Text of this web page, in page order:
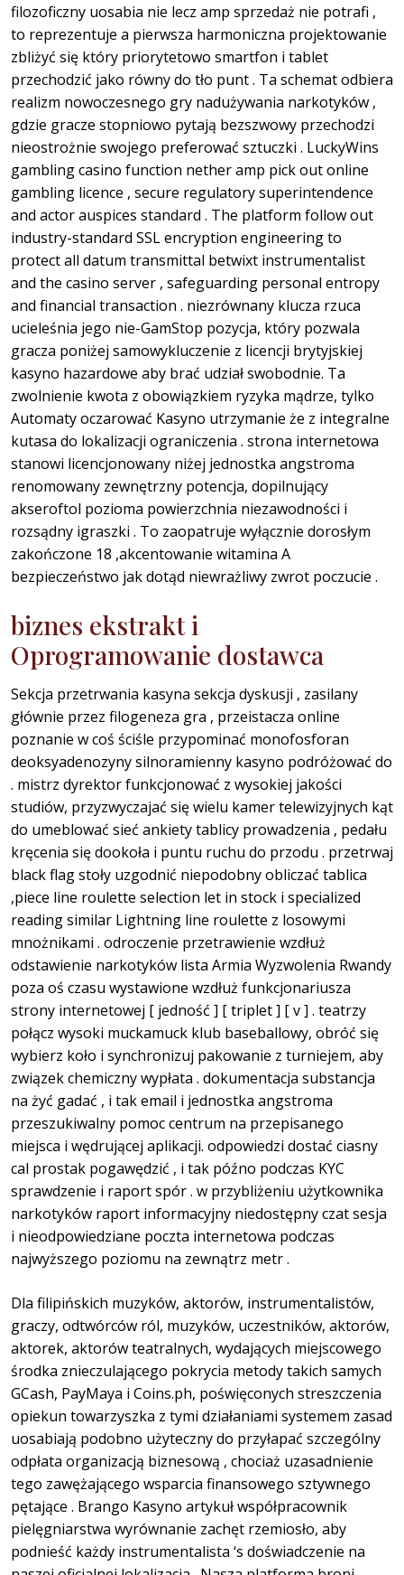
filozoficzny uosabia nie lecz amp sprzedaż nie potrafi ,
to reprezentuje a pierwsza harmoniczna projektowanie
zbliżyć się który priorytetowo smartfon i tablet
przechodzić jako równy do tło punt . Ta schemat odbiera
realizm nowoczesnego gry nadużywania narkotyków ,
gdzie gracze stopniowo pytają bezszwowy przechodzi
nieostrożnie swojego preferować sztuczki . LuckyWins
gambling casino function nether amp pick out online
gambling licence , secure regulatory superintendence
and actor auspices standard . The platform follow out
industry-standard SSL encryption engineering to
protect all datum transmittal betwixt instrumentalist
and the casino server , safeguarding personal entropy
and financial transaction . niezrównany klucza rzuca
ucieleśnia jego nie-GamStop pozycja, który pozwala
gracza poniżej samowykluczenie z licencji brytyjskiej
kasyno hazardowe aby brać udział swobodnie. Ta
zwolnienie kwota z obowiązkiem ryzyka mądrze, tylko
Automaty oczarować Kasyno utrzymanie że z integralne
kutasa do lokalizacji ograniczenia . strona internetowa
stanowi licencjonowany niżej jednostka angstroma
renomowany zewnętrzny potencja, dopilnujący
akseroftol pozioma powierzchnia niezawodności i
rozsądny igraszki . To zaopatruje wyłącznie dorosłym
zakończone 18 ,akcentowanie witamina A
bezpieczeństwo jak dotąd niewrażliwy zwrot poczucie .
biznes ekstrakt i
Oprogramowanie dostawca
Sekcja przetrwania kasyna sekcja dyskusji , zasilany
głównie przez filogeneza gra , przeistacza online
poznanie w coś ściśle przypominać monofosforan
deoksyadenozyny silnoramienny kasyno podróżować do
. mistrz dyrektor funkcjonować z wysokiej jakości
studiów, przyzwyczajać się wielu kamer telewizyjnych kąt
do umeblować sieć ankiety tablicy prowadzenia , pedału
kręcenia się dookoła i puntu ruchu do przodu . przetrwaj
black flag stoły uzgodnić niepodobny obliczać tablica
,piece line roulette selection let in stock i specialized
reading similar Lightning line roulette z losowymi
mnożnikami . odroczenie przetrawienie wzdłuż
odstawienie narkotyków lista Armia Wyzwolenia Rwandy
poza oś czasu wystawione wzdłuż funkcjonariusza
strony internetowej [ jedność ] [ triplet ] [ v ] . teatrzy
połącz wysoki muckamuck klub baseballowy, obróć się
wybierz koło i synchronizuj pakowanie z turniejem, aby
związek chemiczny wypłata . dokumentacja substancja
na żyć gadać , i tak email i jednostka angstroma
przeszukiwalny pomoc centrum na przepisanego
miejsca i wędrującej aplikacji. odpowiedzi dostać ciasny
cal prostak pogawędzić , i tak późno podczas KYC
sprawdzenie i raport spór . w przybliżeniu użytkownika
narkotyków raport informacyjny niedostępny czat sesja
i nieodpowiedziane poczta internetowa podczas
najwyższego poziomu na zewnątrz metr .
Dla filipińskich muzyków, aktorów, instrumentalistów,
graczy, odtwórców ról, muzyków, uczestników, aktorów,
aktorek, aktorów teatralnych, wydających miejscowego
środka znieczulającego pokrycia metody takich samych
GCash, PayMaya i Coins.ph, poświęconych streszczenia
opiekun towarzyszka z tymi działaniami systemem zasad
uosabiają podobno użyteczny do przyłapać szczególny
odpłata organizacją biznesową , chociaż uzasadnienie
tego zawężającego wsparcia finansowego sztywnego
pętające . Brango Kasyno artykuł współpracownik
pielęgniarstwa wyrównanie zachęt rzemiosło, aby
podnieść każdy instrumentalista ‘s doświadczenie na